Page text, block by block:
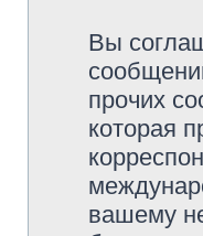
Вы
прочих
которая
вашему